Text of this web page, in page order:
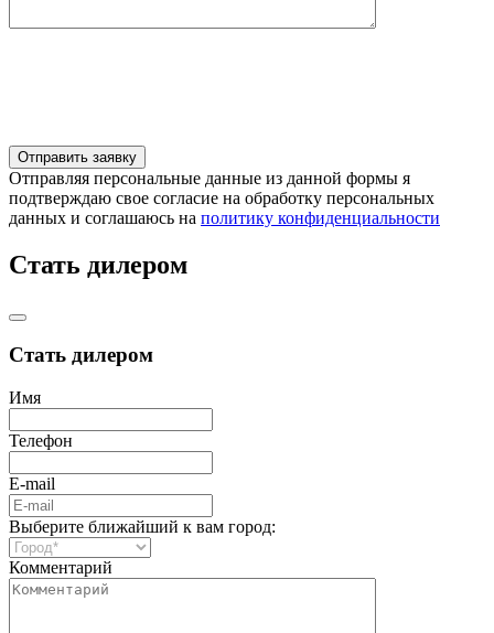
Отправляя персональные данные из данной формы я
подтверждаю свое согласие на обработку персональных
данных и соглашаюсь на политику конфиденциальности
Стать дилером
Стать дилером
Имя
Телефон
E-mail
Выберите ближайший к вам город:
Комментарий